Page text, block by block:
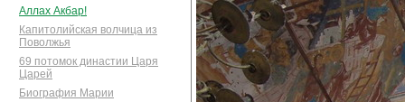
Аллах Акбар!
Капитолийская волчица из
Поволжья
69 потомок династии Царя
Царей
Биография Марии